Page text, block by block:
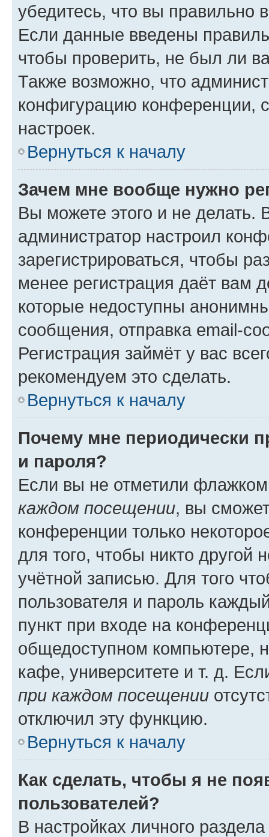
убедитесь, что вы правильно
Если данные введены
чтобы проверить, не был ли
Также возможно, что
конфигурацию конференции,
настроек.
Вернуться к началу
Зачем мне вообще нужно
Вы можете этого и не делать.
администратор настроил
зарегистрироваться, чтобы
менее регистрация даёт вам
которые недоступны
сообщения, отправка email-
Регистрация займёт у вас
рекомендуем это сделать.
Вернуться к началу
Почему мне периодически
и пароля?
Если вы не отметили
каждом посещении, вы
конференции только
для того, чтобы никто другой
учётной записью. Для того
пользователя и пароль
пункт при входе на
общедоступном компьютере,
кафе, университете и т. д.
при каждом посещении
отключил эту функцию.
Вернуться к началу
Как сделать, чтобы я не
пользователей?
В настройках личного